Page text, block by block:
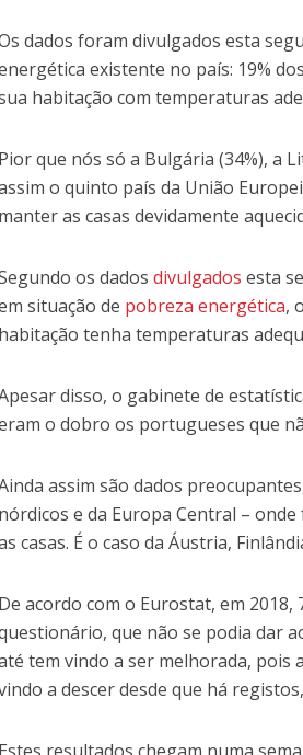
dados foram divulgados esta
existente no país: 19%
habitação com temperaturas
Pior que nós só a Bulgária (34%), a
o quinto país da União
manter as casas devidamente
os dadosdivulgados esta
situação de pobreza energética,
habitação tenha temperaturas
disso, o gabinete de
o dobro os portugueses que
assim são dados
nórdicos e da Europa Central –
casas. É o caso da Áustria,
De acordo com o Eurostat, em
que não se podia dar
tem vindo a ser melhorada, pois
a descer desde que há
Estes resultados chegam numa